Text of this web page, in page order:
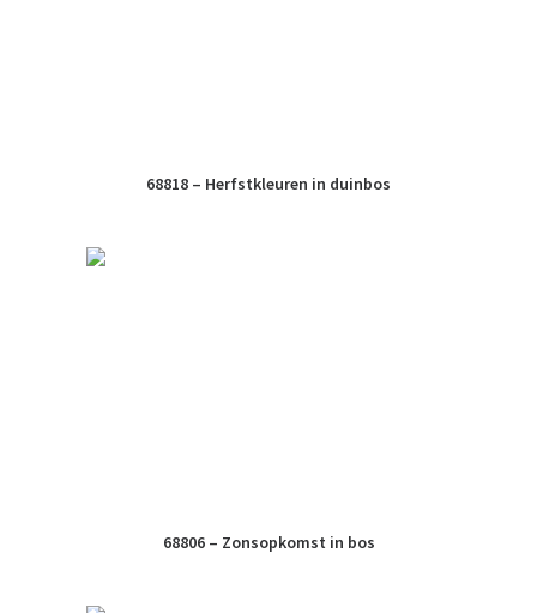
68818 – Herfstkleuren in duinbos
68806 – Zonsopkomst in bos